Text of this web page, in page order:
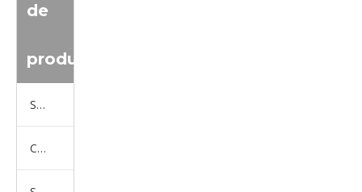
de
produit
Série de camions Sinotruk
Camion Shacman Série